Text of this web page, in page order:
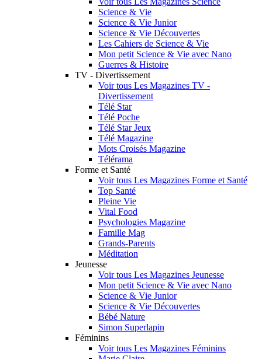
Science & Vie
Science & Vie Junior
Science & Vie Découvertes
Les Cahiers de Science & Vie
Mon petit Science & Vie avec Nano
Guerres & Histoire
TV - Divertissement
Voir tous Les Magazines TV -
Divertissement
Télé Star
Télé Poche
Télé Star Jeux
Télé Magazine
Mots Croisés Magazine
Télérama
Forme et Santé
Voir tous Les Magazines Forme et Santé
Top Santé
Pleine Vie
Vital Food
Psychologies Magazine
Famille Mag
Grands-Parents
Méditation
Jeunesse
Voir tous Les Magazines Jeunesse
Mon petit Science & Vie avec Nano
Science & Vie Junior
Science & Vie Découvertes
Bébé Nature
Simon Superlapin
Féminins
Voir tous Les Magazines Féminins